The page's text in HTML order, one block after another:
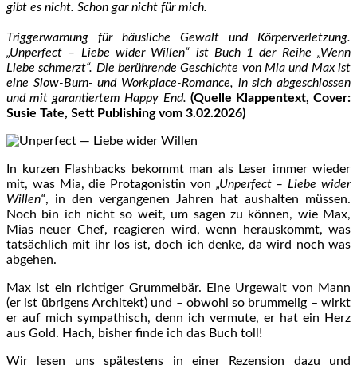
gibt es nicht. Schon gar nicht für mich.
Triggerwarnung für häusliche Gewalt und Körperverletzung.
„Unperfect – Liebe wider Willen“ ist Buch 1 der Reihe „Wenn
Liebe schmerzt“. Die berührende Geschichte von Mia und Max ist
eine Slow-Burn- und Workplace-Romance, in sich abgeschlossen
und mit garantiertem Happy End. (Quelle Klappentext, Cover:
Susie Tate, Sett Publishing vom 3.02.2026)
In kurzen Flashbacks bekommt man als Leser immer wieder
mit, was Mia, die Protagonistin von „Unperfect – Liebe wider
Willen“, in den vergangenen Jahren hat aushalten müssen.
Noch bin ich nicht so weit, um sagen zu können, wie Max,
Mias neuer Chef, reagieren wird, wenn herauskommt, was
tatsächlich mit ihr los ist, doch ich denke, da wird noch was
abgehen.
Max ist ein richtiger Grummelbär. Eine Urgewalt von Mann
(er ist übrigens Architekt) und – obwohl so brummelig – wirkt
er auf mich sympathisch, denn ich vermute, er hat ein Herz
aus Gold. Hach, bisher finde ich das Buch toll!
Wir lesen uns spätestens in einer Rezension dazu und